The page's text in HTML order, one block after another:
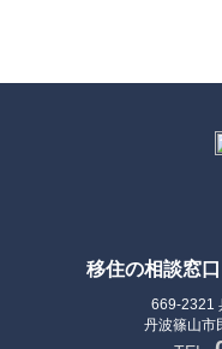
移住の相談窓
669-2321
丹波篠山市